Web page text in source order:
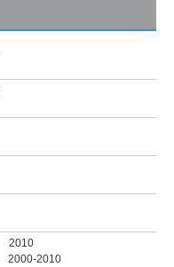
2010
2000-2010